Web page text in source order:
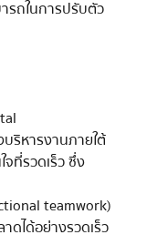
รถในการปรับตัว
ริหารงานภายใต้
ที่รวดเร็ว ซึ่ง
teamwork)
ได้อย่างรวดเร็ว